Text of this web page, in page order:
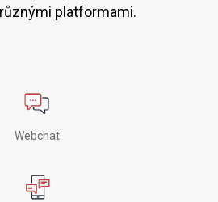
platformami.
Webchat